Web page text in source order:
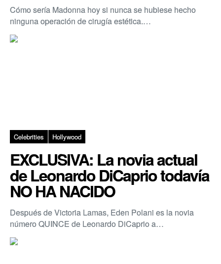
Cómo sería Madonna hoy si nunca se hubiese hecho
ninguna operación de cirugía estética.…
Celebrities Hollywood
EXCLUSIVA: La novia actual
de Leonardo DiCaprio todavía
NO HA NACIDO
Después de Victoria Lamas, Eden Polani es la novia
número QUINCE de Leonardo DiCaprio a…